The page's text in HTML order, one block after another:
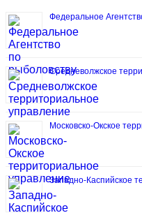
Федеральное
Средневолжское
Московско-Окское
Западно-Каспийское